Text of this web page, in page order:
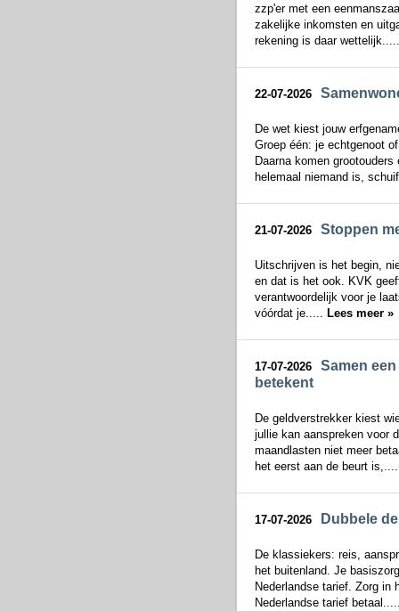
zzp'er met een
zakelijke inkomsten en
rekening is daar
22-07-2026
De wet kiest jouw
Groep één: je echtgenoot
Daarna komen
helemaal niemand is,
21-07-2026 Stoppen
Uitschrijven is het begin,
en dat is het ook. KVK
verantwoordelijk voor je
vóórdat je..... Lees meer »
17-07-2026
Samen
betekent
De geldverstrekker kiest
jullie kan aanspreken voor
maandlasten niet meer
het eerst aan de beurt
17-07-2026 Dubbele
De klassiekers: reis,
het buitenland. Je
Nederlandse tarief. Zorg in
Nederlandse tarief